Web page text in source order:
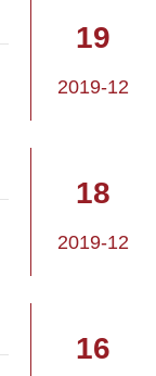
19
2019-12
18
2019-12
16